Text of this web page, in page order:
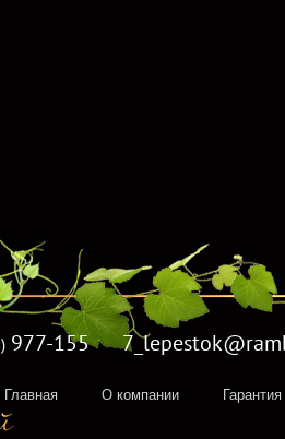
Главная О компании Гарантия
977-155